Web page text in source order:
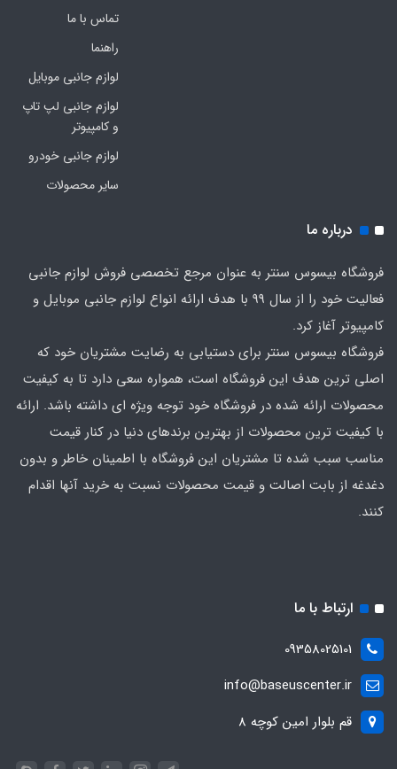
تماس با ما
راهنما
لوازم جانبی موبایل
لوازم جانبی لپ تاپ
و کامپیوتر
لوازم جانبی خودرو
سایر محصولات
درباره ما
فروشگاه بیسوس سنتر به عنوان مرجع تخصصی فروش لوازم جانبی
فعالیت خود را از سال 99 با هدف ارائه انواع لوازم جانبی موبایل و
کامپیوتر آغاز کرد.
فروشگاه بیسوس سنتر برای دستیابی به رضایت مشتریان خود که
اصلی‌ ترین هدف این فروشگاه است، همواره سعی دارد تا به کیفیت
محصولات ارائه شده در فروشگاه خود توجه ویژه ای داشته باشد. ارائه
با کیفیت‌ ترین محصولات از بهترین برندهای دنیا در کنار قیمت
مناسب سبب شده تا مشتریان این فروشگاه با اطمینان خاطر و بدون
دغدغه از بابت اصالت و قیمت محصولات نسبت به خرید آنها اقدام
کنند.
ارتباط با ما
09358025101
info@baseuscenter.ir
قم بلوار امین کوچه 8